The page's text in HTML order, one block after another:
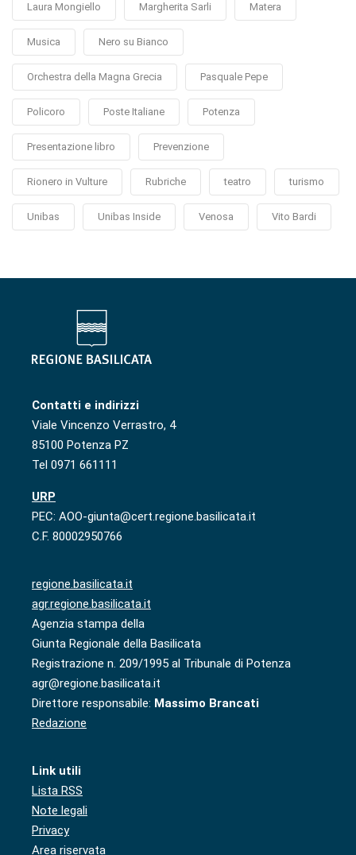
Laura Mongiello Margherita Sarli Matera
Musica Nero su Bianco
Orchestra della Magna Grecia Pasquale Pepe
Policoro Poste Italiane Potenza
Presentazione libro Prevenzione
Rionero in Vulture Rubriche teatro turismo
Unibas Unibas Inside Venosa Vito Bardi
Contatti e indirizzi
Viale Vincenzo Verrastro, 4
85100 Potenza PZ
Tel 0971 661111
URP
PEC: AOO-giunta@cert.regione.basilicata.it
C.F. 80002950766
regione.basilicata.it
agr.regione.basilicata.it
Agenzia stampa della
Giunta Regionale della Basilicata
Registrazione n. 209/1995 al Tribunale di Potenza
agr@regione.basilicata.it
Direttore responsabile: Massimo Brancati
Redazione
Link utili
Lista RSS
Note legali
Privacy
Area riservata